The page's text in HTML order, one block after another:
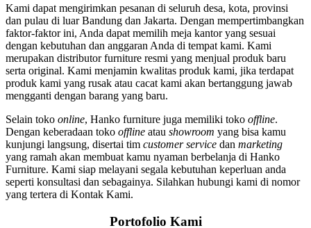
Kami dapat mengirimkan pesanan di seluruh desa, kota, provinsi
dan pulau di luar Bandung dan Jakarta. Dengan mempertimbangkan
faktor-faktor ini, Anda dapat memilih meja kantor yang sesuai
dengan kebutuhan dan anggaran Anda di tempat kami. Kami
merupakan distributor furniture resmi yang menjual produk baru
serta original. Kami menjamin kwalitas produk kami, jika terdapat
produk kami yang rusak atau cacat kami akan bertanggung jawab
mengganti dengan barang yang baru.
Selain toko online, Hanko furniture juga memiliki toko offline.
Dengan keberadaan toko offline atau showroom yang bisa kamu
kunjungi langsung, disertai tim customer service dan marketing
yang ramah akan membuat kamu nyaman berbelanja di Hanko
Furniture. Kami siap melayani segala kebutuhan keperluan anda
seperti konsultasi dan sebagainya. Silahkan hubungi kami di nomor
yang tertera di Kontak Kami.
Portofolio Kami